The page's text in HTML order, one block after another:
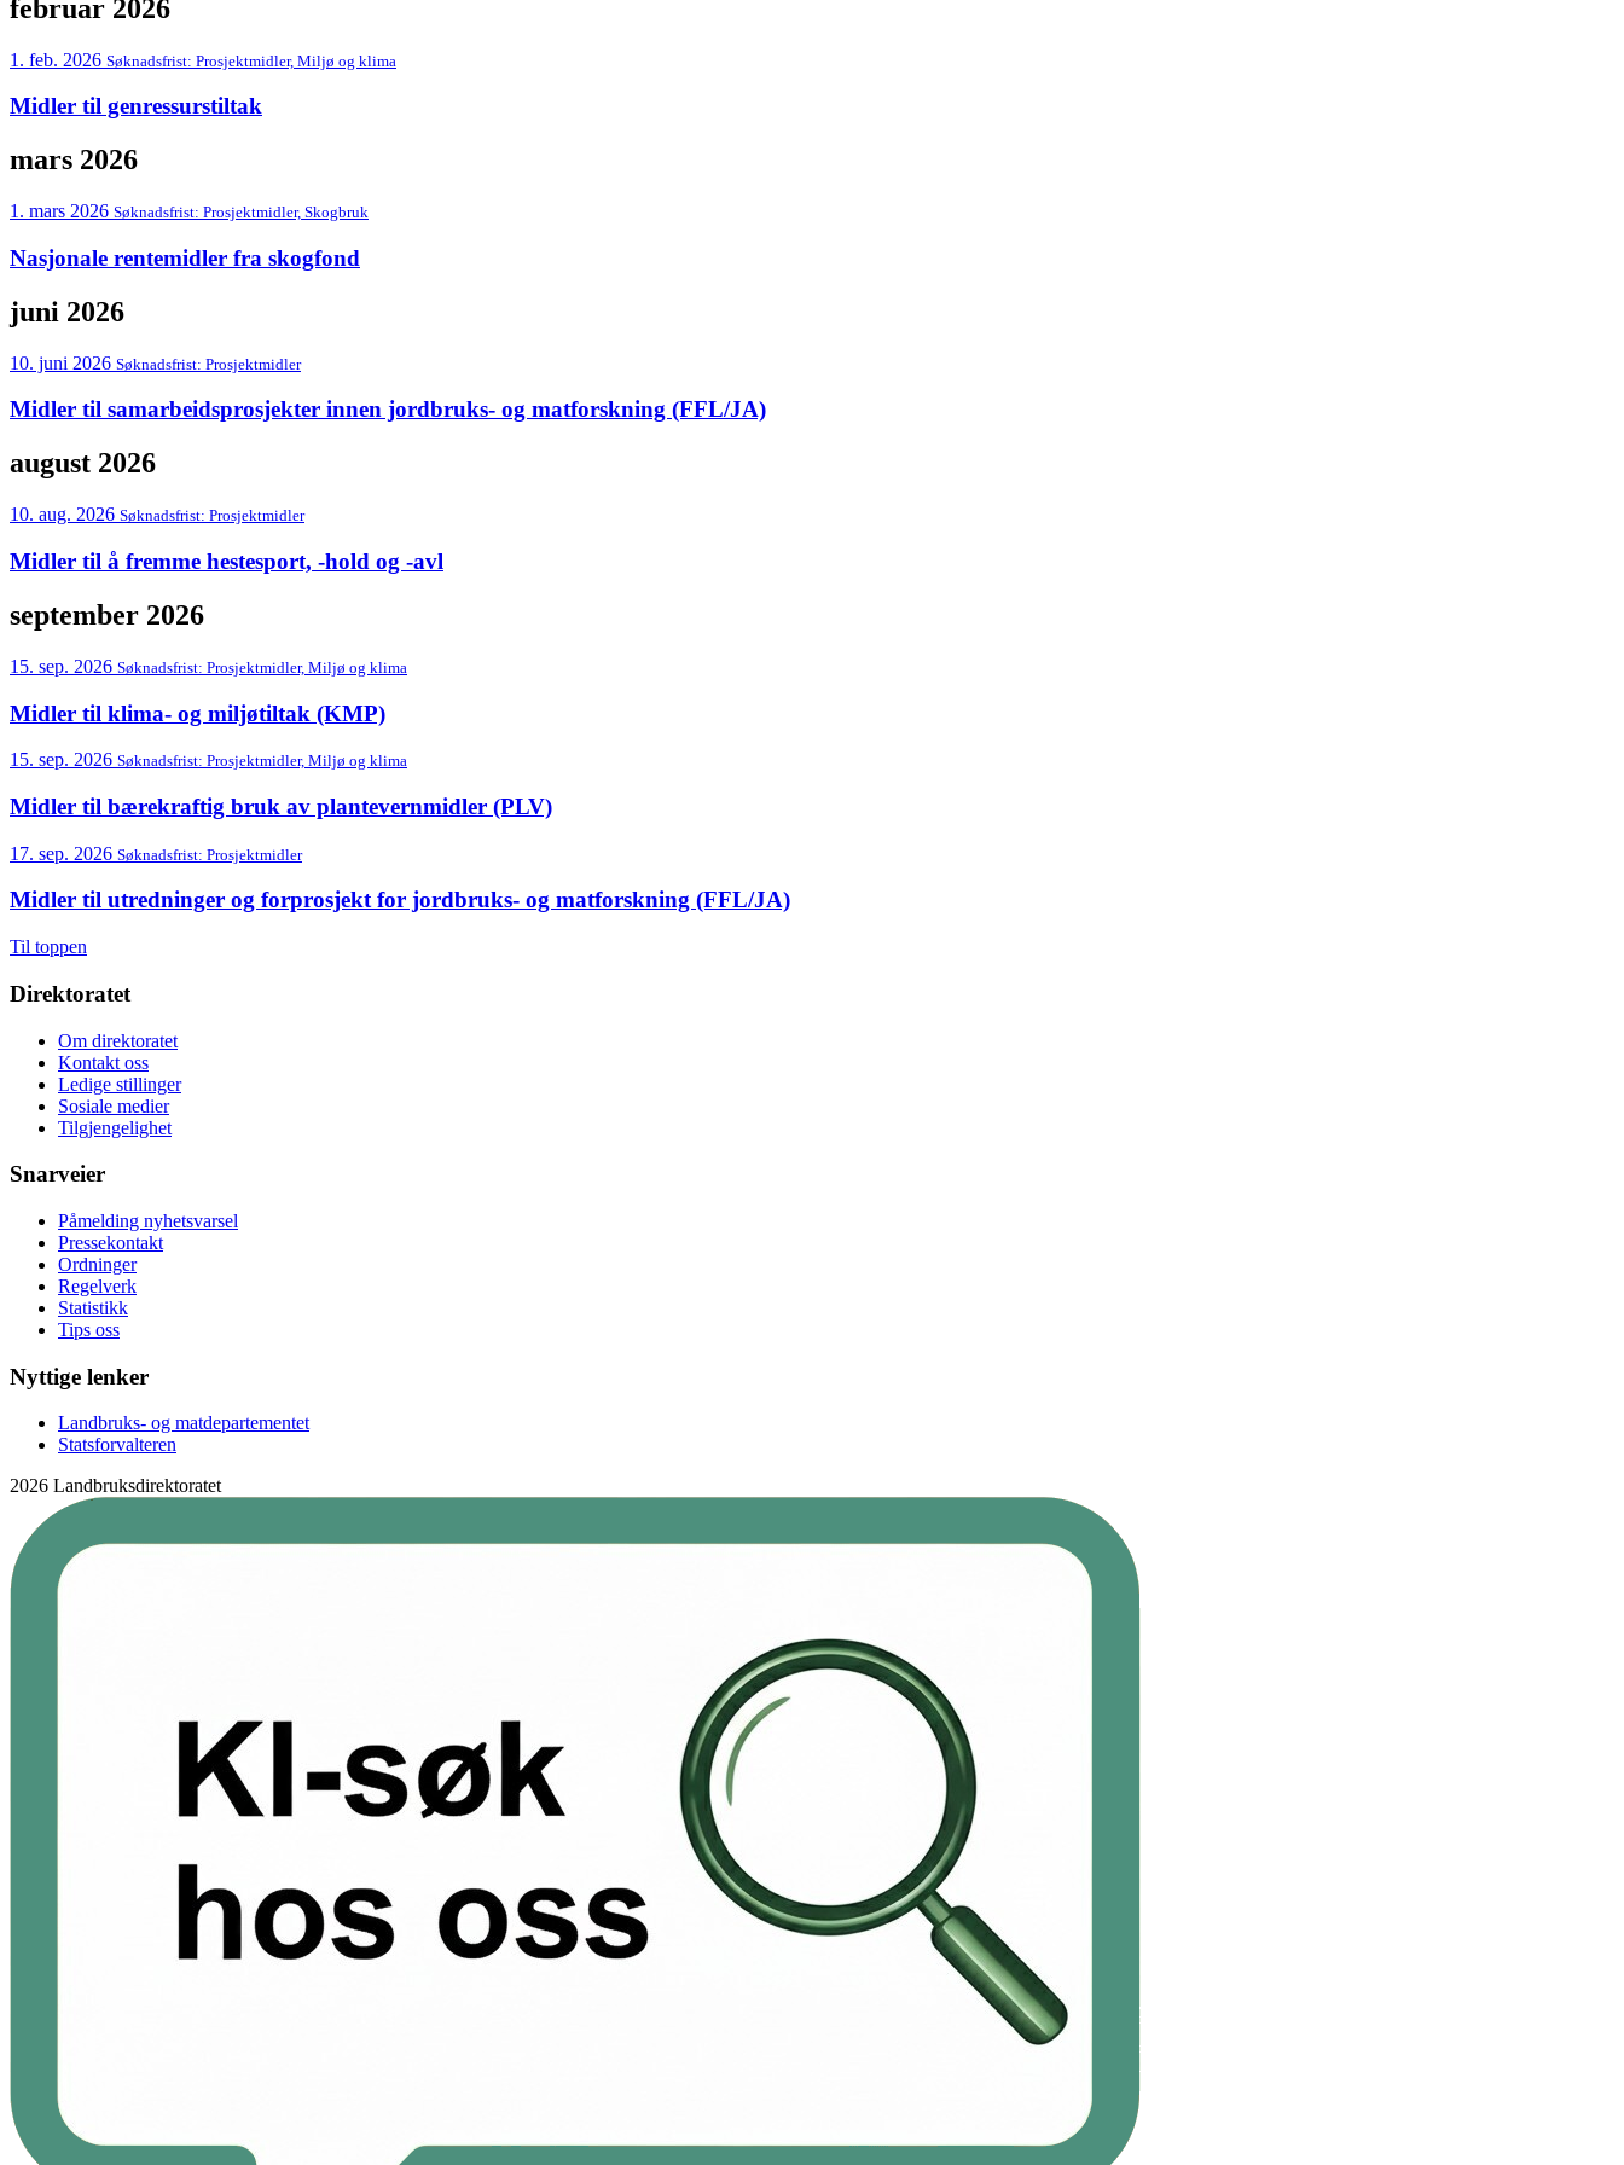
februar 2026
1. feb. 2026 Søknadsfrist: Prosjektmidler, Miljø og klima
Midler til genressurstiltak
mars 2026
1. mars 2026 Søknadsfrist: Prosjektmidler, Skogbruk
Nasjonale rentemidler fra skogfond
juni 2026
10. juni 2026 Søknadsfrist: Prosjektmidler
Midler til samarbeidsprosjekter innen jordbruks- og matforskning (FFL/JA)
august 2026
10. aug. 2026 Søknadsfrist: Prosjektmidler
Midler til å fremme hestesport, -hold og -avl
september 2026
15. sep. 2026 Søknadsfrist: Prosjektmidler, Miljø og klima
Midler til klima- og miljøtiltak (KMP)
15. sep. 2026 Søknadsfrist: Prosjektmidler, Miljø og klima
Midler til bærekraftig bruk av plantevernmidler (PLV)
17. sep. 2026 Søknadsfrist: Prosjektmidler
Midler til utredninger og forprosjekt for jordbruks- og matforskning (FFL/JA)
Til toppen
Direktoratet
Om direktoratet
Kontakt oss
Ledige stillinger
Sosiale medier
Tilgjengelighet
Snarveier
Påmelding nyhetsvarsel
Pressekontakt
Ordninger
Regelverk
Statistikk
Tips oss
Nyttige lenker
Landbruks- og matdepartementet
Statsforvalteren
2026 Landbruksdirektoratet